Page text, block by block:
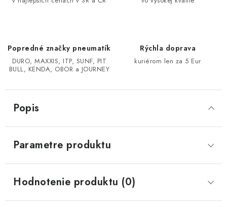
POLARIS SPORTSMAN RZR 1000
LINHAI 400/500/M550/650
SEGWAY SNARLER AT6 AT5
Reklamačný poriadok - formulár
Kontakt
Popredné značky pneumatík
DURO, MAXXIS, ITP, SUNF, PIT
BULL, KENDA, OBOR a JOURNEY
Rýchla doprava
kuriérom len za 5 Eur
Popis
Parametre produktu
Hodnotenie produktu (0)